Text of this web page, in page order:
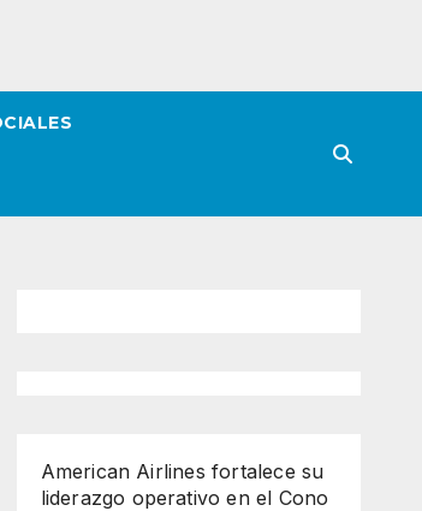
American Airlines fortalece su
liderazgo operativo en el Cono